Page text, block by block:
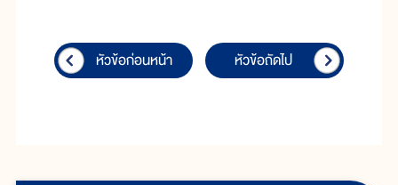
หัวข้อก่อนหน้า หัวข้อถัดไป